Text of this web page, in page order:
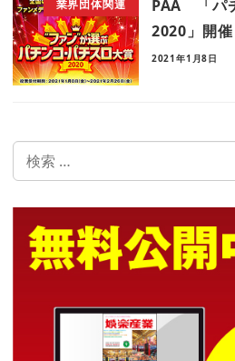
業界団体関連
PAA 「パ
2020」開催
2021年1月8日
索